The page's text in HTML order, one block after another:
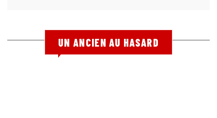
UN ANCIEN AU HASARD